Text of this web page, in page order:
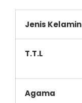
Jenis Kelamin
T.T.L
Agama